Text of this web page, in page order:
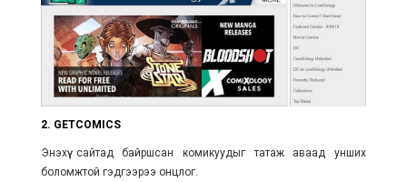
2. GETCOMICS
Энэхүү сайтад байршсан комикуудыг татаж аваад унших
боломжтой гэдгээрээ онцлог.